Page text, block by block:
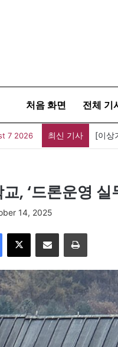
처음 화면 전체 기
7 2026 최신 기사
, ‘드론운영 실
14, 2025
Facebook
X 이메일 인쇄